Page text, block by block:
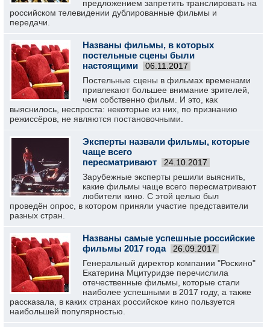
предложением запретить транслировать на
российском телевидении дублированные фильмы и
передачи.
Названы фильмы, в которых
постельные сцены были
настоящими
06.11.2017
Постельные сцены в фильмах временами
привлекают большее внимание зрителей,
чем собственно фильм. И это, как
выяснилось, неспроста: некоторые из них, по признанию
режиссёров, не являются постановочными.
Эксперты назвали фильмы, которые
чаще всего
пересматривают
24.10.2017
Зарубежные эксперты решили выяснить,
какие фильмы чаще всего пересматривают
любители кино. С этой целью был
проведён опрос, в котором приняли участие представители
разных стран.
Названы самые успешные российские
фильмы 2017 года
26.09.2017
Генеральный директор компании "Роскино"
Екатерина Мцитуридзе перечислила
отечественные фильмы, которые стали
наиболее успешными в 2017 году, а также
рассказала, в каких странах российское кино пользуется
наибольшей популярностью.